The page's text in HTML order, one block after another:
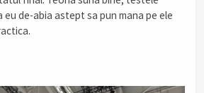
eu de-abia astept sa pun mana pe ele